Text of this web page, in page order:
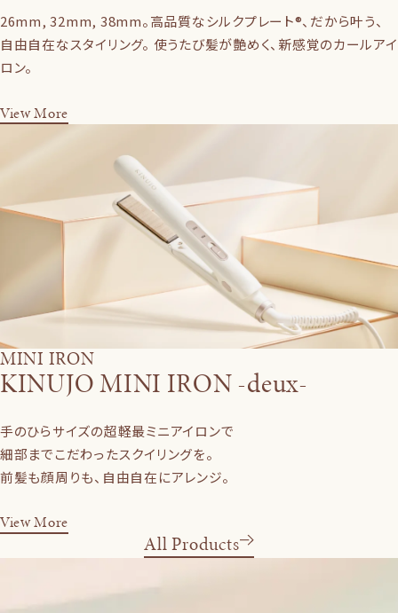
26mm, 32mm, 38mm。高品質なシルクプレート®、だから叶う、
自由自在なスタイリング。 使うたび髪が艶めく、新感覚のカールアイ
ロン。
View More
MINI IRON
KINUJO MINI IRON -deux-
手のひらサイズの超軽最ミニアイロンで
細部までこだわったスクイリングを。
前髪も顔周りも、自由自在にアレンジ。
View More
All Products